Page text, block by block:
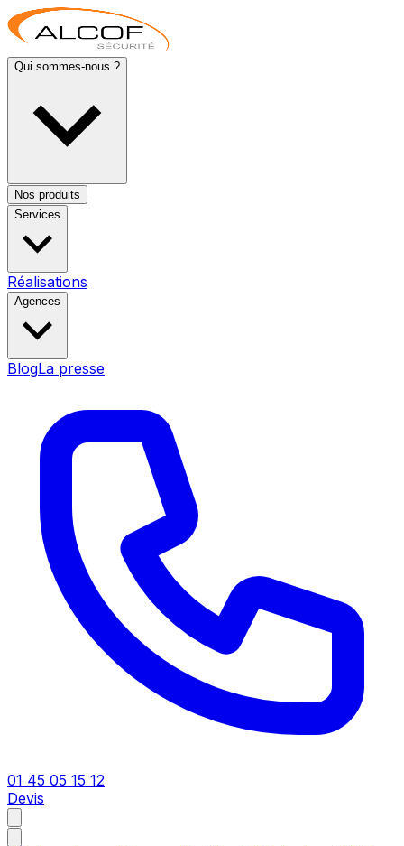
Qui sommes-nous ?
Nos produits
Services
Réalisations
Agences
BlogLa presse
01 45 05 15 12
Devis